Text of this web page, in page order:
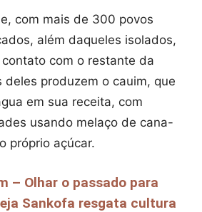
com mais de 300 povos
além daqueles isolados,
com o restante da
deles produzem o cauim, que
em sua receita, com
usando melaço de cana-
próprio açúcar.
– Olhar o passado para
Sankofa resgata cultura